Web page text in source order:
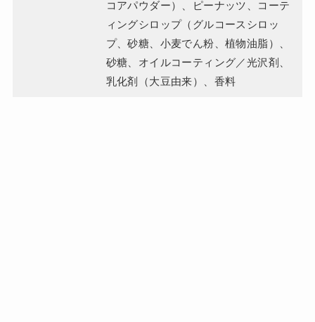
コアパウダー）、ピーナッツ、コーテ
ィングシロップ（グルコースシロッ
プ、砂糖、小麦でん粉、植物油脂）、
砂糖、オイルコーティング／光沢剤、
乳化剤（大豆由来）、香料